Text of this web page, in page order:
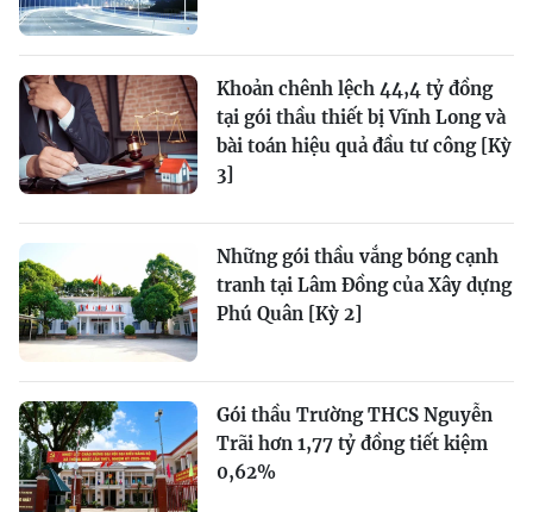
Khoản chênh lệch 44,4 tỷ đồng
tại gói thầu thiết bị Vĩnh Long và
bài toán hiệu quả đầu tư công [Kỳ
3]
Những gói thầu vắng bóng cạnh
tranh tại Lâm Đồng của Xây dựng
Phú Quân [Kỳ 2]
Gói thầu Trường THCS Nguyễn
Trãi hơn 1,77 tỷ đồng tiết kiệm
0,62%